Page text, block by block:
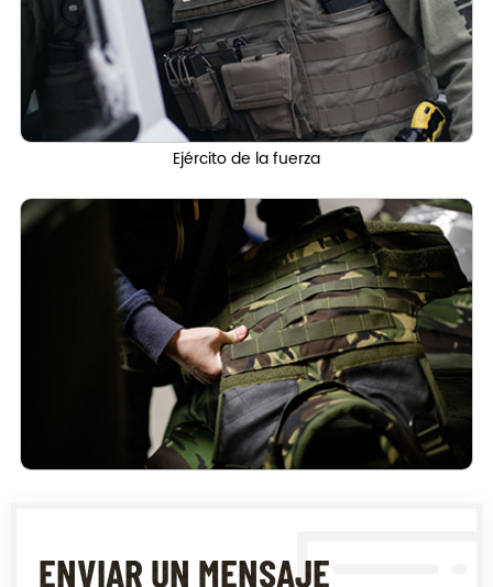
Ejército de la fuerza
ENVIAR UN MENSAJE